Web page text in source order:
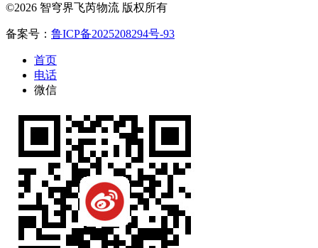
©2026 智穹界飞芮物流 版权所有
备案号： 鲁ICP备2025208294号-93
首页
电话
微信